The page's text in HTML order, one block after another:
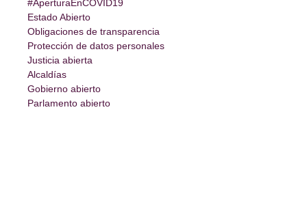
#AperturaEnCOVID19
Estado Abierto
Obligaciones de transparencia
Protección de datos personales
Justicia abierta
Alcaldías
Gobierno abierto
Parlamento abierto